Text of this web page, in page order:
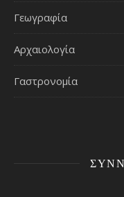
Γεωγραφία
Αρχαιολογία
Γαστρονομία